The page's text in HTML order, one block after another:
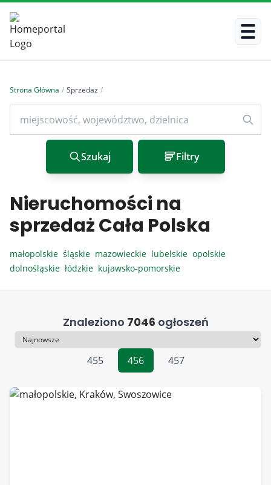
Strona Główna / Sprzedaż /
Szukaj Filtry
Nieruchomości na
sprzedaż Cała Polska
małopolskie śląskie mazowieckie lubelskie opolskie
dolnośląskie łódzkie kujawsko-pomorskie
Znaleziono 7046 ogłoszeń
Sortowanie
455
456 457